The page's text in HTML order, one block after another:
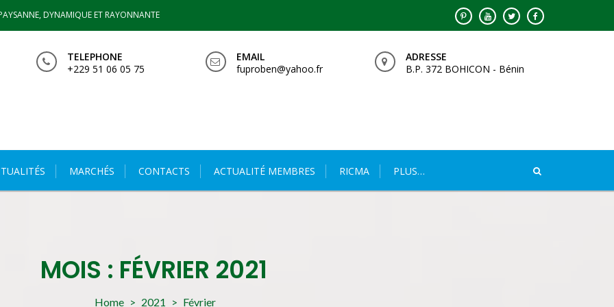
DYNAMIQUE ET RAYONNANTE
TELEPHONE
+229 51 06 05 75
EMAIL
fuproben@yahoo.fr
ADRESSE
B.P. 372 BOHICON - Bénin
MARCHÉS CONTACTS ACTUALITÉ MEMBRES RICMA PLUS…
MOIS : FÉVRIER 2021
Home > 2021 > Février